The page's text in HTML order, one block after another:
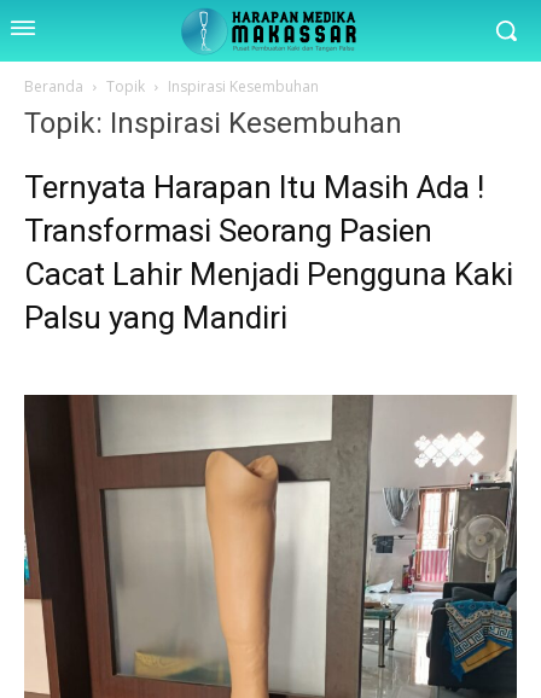
Beranda Topik Inspirasi Kesembuhan
Topik: Inspirasi Kesembuhan
Ternyata Harapan Itu Masih Ada !
Transformasi Seorang Pasien
Cacat Lahir Menjadi Pengguna Kaki
Palsu yang Mandiri